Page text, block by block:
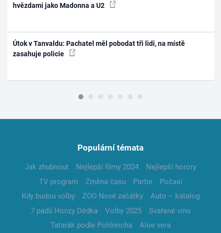
hvězdami jako Madonna a U2
Útok v Tanvaldu: Pachatel měl pobodat tři lidi, na místě
zasahuje policie
Populární témata
Jak zhubnout Nejlepší filmy 2024
Nejlepší horory
TV program
Změna času Partie
Počasí
Kdy budou volby
ZOO Nové začátky
Auto – katalog
7 pádů Honzy Dědka
Volby 2025
Svařené víno
Tatarák podle Pohlreicha
Aloe vera